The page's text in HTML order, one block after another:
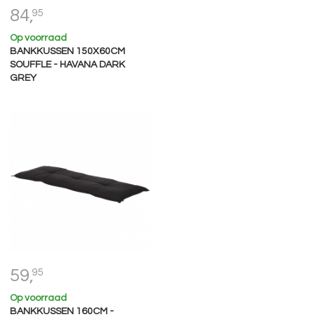
84,95
Op voorraad
BANKKUSSEN 150X60CM
SOUFFLE - HAVANA DARK
GREY
59,95
Op voorraad
BANKKUSSEN 160CM -